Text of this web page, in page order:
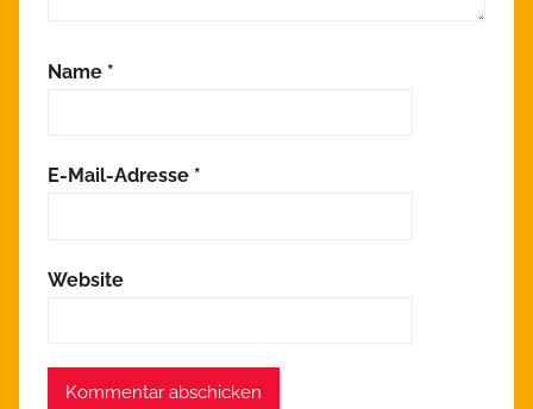
Name *
E-Mail-Adresse *
Website